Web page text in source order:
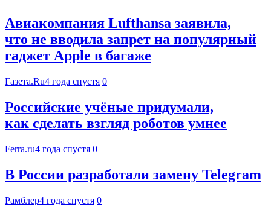
Авиакомпания Lufthansa заявила,
что не вводила запрет на популярный
гаджет Apple в багаже
Газета.Ru4 года спустя 0
Российские учёные придумали,
как сделать взгляд роботов умнее
Ferra.ru4 года спустя 0
В России разработали замену Telegram
Рамблер4 года спустя 0